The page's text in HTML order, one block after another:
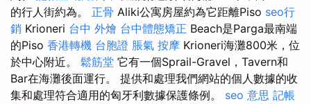
的行人街約為。 正骨 Aliki公寓房屋約為它距離Piso seo行
銷 Krioneri 台中 外燴 台中體態矯正 Beach是Parga最南端
的Piso 香港轉機 台胞證 脹氣 按摩 Krioneri海灘800米，位
於中心附近。 鬆筋堂 它有一個Sprail-Gravel，Tavern和
Bar在海灘後面運行。 提供和處理我們網站的個人數據的收
集和處理符合適用的匈牙利數據保護條例。 seo 意思 記帳